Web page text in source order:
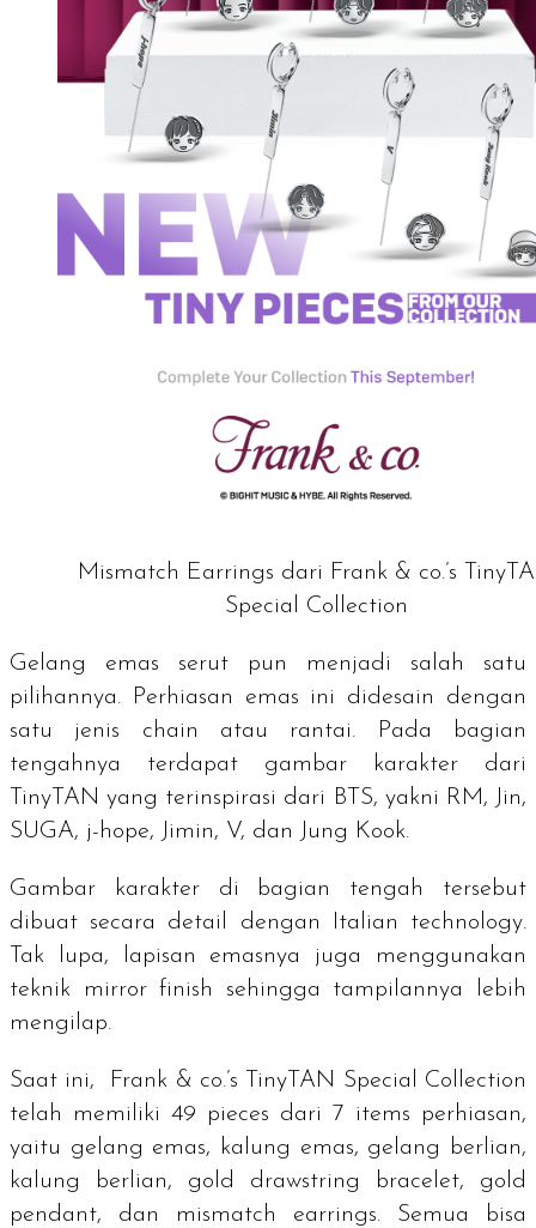
Mismatch Earrings dari Frank & co.’s
Special Collection
Gelang emas serut pun menjadi salah satu
pilihannya. Perhiasan emas ini didesain dengan
satu jenis chain atau rantai. Pada bagian
tengahnya terdapat gambar karakter dari
TinyTAN yang terinspirasi dari BTS, yakni RM, Jin,
SUGA, j-hope, Jimin, V, dan Jung Kook.
Gambar karakter di bagian tengah tersebut
dibuat secara detail dengan Italian technology.
Tak lupa, lapisan emasnya juga menggunakan
teknik
mirror finish sehingga tampilannya lebih
mengilap.
Saat ini,
Frank & co.’s TinyTAN Special Collection
telah memiliki 49 pieces dari 7 items perhiasan,
yaitu gelang emas, kalung emas, gelang berlian,
kalung berlian, gold drawstring bracelet, gold
pendant, dan mismatch earrings. Semua bisa